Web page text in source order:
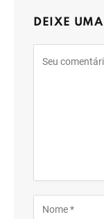
DEIXE